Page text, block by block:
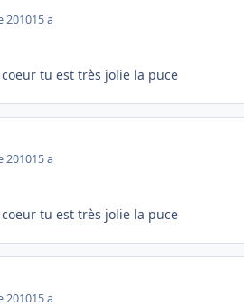
201015 a
tu est très jolie la puce
201015 a
tu est très jolie la puce
201015 a